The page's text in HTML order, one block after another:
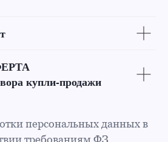
купли-продажи
персональных данных в
требованиям ФЗ